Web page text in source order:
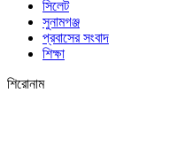
সিলেট
সুনামগঞ্জ
প্রবাসের সংবাদ
শিক্ষা
শিরোনাম